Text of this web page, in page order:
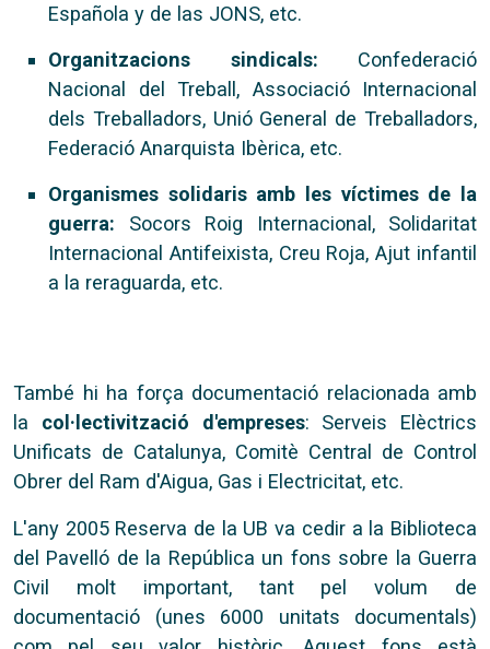
Española y de las JONS, etc.
Organitzacions sindicals: Confederació
Nacional del Treball, Associació Internacional
dels Treballadors, Unió General de Treballadors,
Federació Anarquista Ibèrica, etc.
Organismes solidaris amb les víctimes de la
guerra: Socors Roig Internacional, Solidaritat
Internacional Antifeixista, Creu Roja, Ajut infantil
a la reraguarda, etc.
També hi ha força documentació relacionada amb
la col·lectivització d'empreses: Serveis Elèctrics
Unificats de Catalunya, Comitè Central de Control
Obrer del Ram d'Aigua, Gas i Electricitat, etc.
L'any 2005 Reserva de la UB va cedir a la Biblioteca
del Pavelló de la República un fons sobre la Guerra
Civil molt important, tant pel volum de
documentació (unes 6000 unitats documentals)